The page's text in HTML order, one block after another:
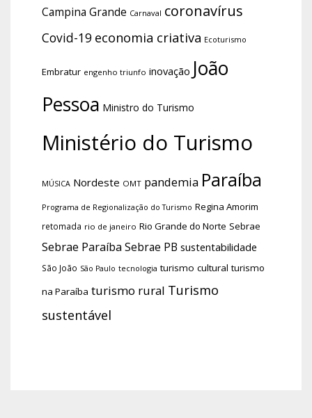
Campina Grande Carnaval coronavírus
Covid-19 economia criativa Ecoturismo
Embratur engenho triunfo inovação João
Pessoa Ministro do Turismo
Ministério do Turismo
MÚSICA Nordeste OMT pandemia Paraíba
Programa de Regionalização do Turismo Regina Amorim
retomada rio de janeiro Rio Grande do Norte Sebrae
Sebrae Paraíba Sebrae PB sustentabilidade
São João São Paulo tecnologia turismo cultural turismo
na Paraíba turismo rural Turismo
sustentável